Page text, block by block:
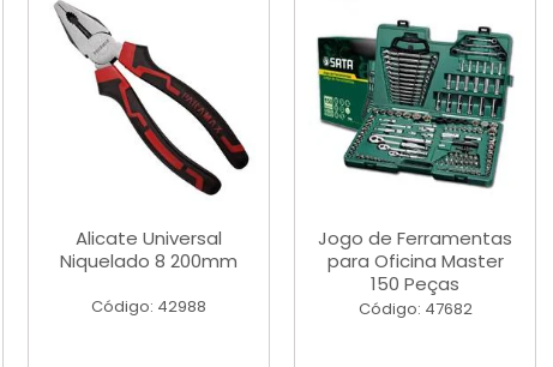
Alicate Universal
Niquelado 8 200mm
Código: 42988
Jogo de Ferramentas
para Oficina Master
150 Peças
Código: 47682